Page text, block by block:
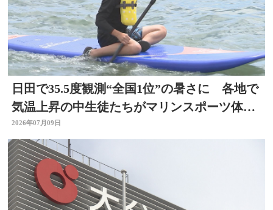
日田で35.5度観測“全国1位”の暑さに 各地で
気温上昇の中生徒たちがマリンスポーツ体
験 大分
2026年07月09日